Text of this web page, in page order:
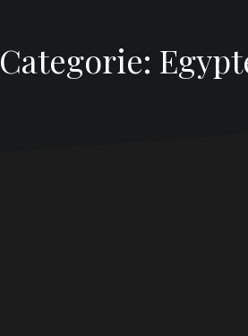
Categorie: